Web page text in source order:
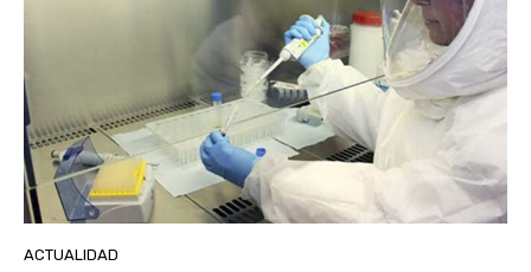
ACTUALIDAD